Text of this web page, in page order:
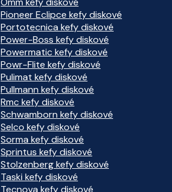
Pioneer Eclipce kefy diskové
Portotecnica kefy diskové
Power-Boss kefy diskové
Powermatic kefy diskové
Powr-Flite kefy diskové
Pulimat kefy diskové
Pullmann kefy diskové
Rmc kefy diskové
Schwamborn kefy diskové
Selco kefy diskové
Sorma kefy diskové
Sprintus kefy diskové
Stolzenberg kefy diskové
Taski kefy diskové
Tecnova kefy diskové